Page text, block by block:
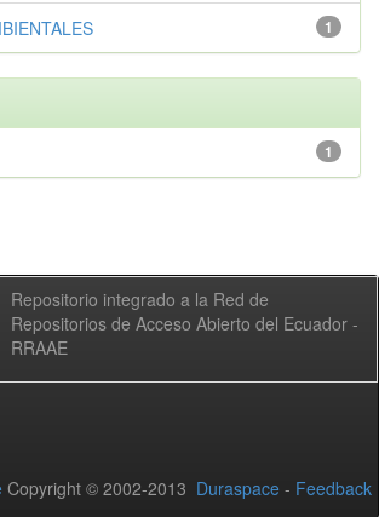
1
1
Repositorio integrado a la Red de
Repositorios de Acceso Abierto del Ecuador -
RRAAE
Copyright © 2002-2013 Duraspace - Feedback